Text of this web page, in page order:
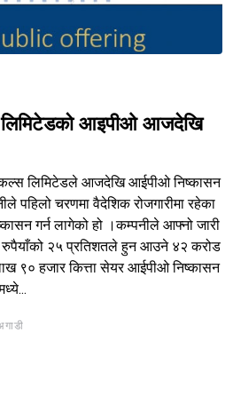
लिमिटेडको आइपीओ आजदेखि
लिमिटेडले आजदेखि आईपीओ निष्कासन
पहिलो चरणमा वैदेशिक रोजगारीमा रहेका
गर्न लागेको हो ।कम्पनीले आफ्नो जारी
२५ प्रतिशतले हुन आउने ४२ करोड
९० हजार कित्ता सेयर आईपीओ निष्कासन